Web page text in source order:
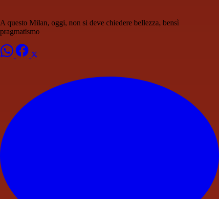
A questo Milan, oggi, non si deve chiedere bellezza, bensì
pragmatismo